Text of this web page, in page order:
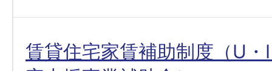
賃貸住宅家賃補助制度（U